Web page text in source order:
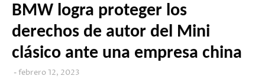
BMW logra proteger los
derechos de autor del Mini
clásico ante una empresa china
febrero 12, 2023